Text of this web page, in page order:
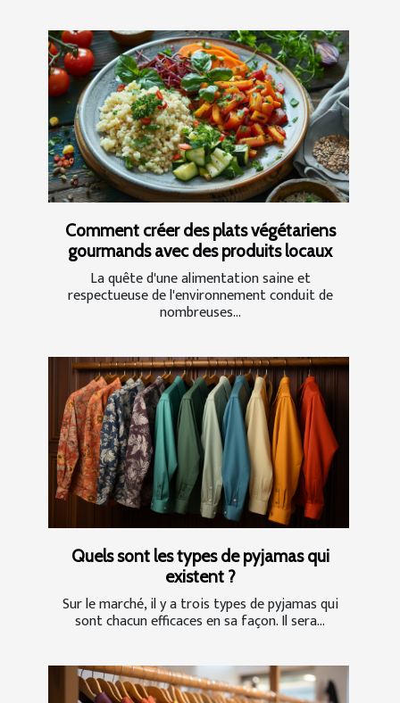
Comment créer des plats végétariens
gourmands avec des produits locaux
La quête d'une alimentation saine et
respectueuse de l'environnement conduit de
nombreuses...
Quels sont les types de pyjamas qui
existent ?
Sur le marché, il y a trois types de pyjamas qui
sont chacun efficaces en sa façon. Il sera...